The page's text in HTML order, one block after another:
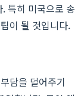
특히 미국으로 송
이 될 것입니다.
담을 덜어주기